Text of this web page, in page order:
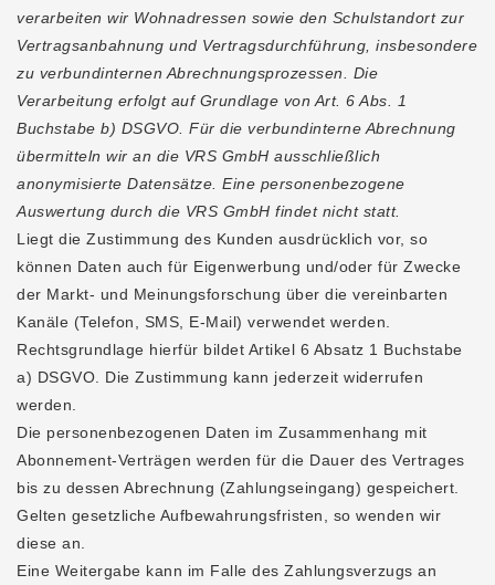
verarbeiten wir Wohnadressen sowie den Schulstandort zur
Vertragsanbahnung und Vertragsdurchführung, insbesondere
zu verbundinternen Abrechnungsprozessen. Die
Verarbeitung erfolgt auf Grundlage von Art. 6 Abs. 1
Buchstabe b) DSGVO. Für die verbundinterne Abrechnung
übermitteln wir an die VRS GmbH ausschließlich
anonymisierte Datensätze. Eine personenbezogene
Auswertung durch die VRS GmbH findet nicht statt.
Liegt die Zustimmung des Kunden ausdrücklich vor, so
können Daten auch für Eigenwerbung und/oder für Zwecke
der Markt- und Meinungsforschung über die vereinbarten
Kanäle (Telefon, SMS, E-Mail) verwendet werden.
Rechtsgrundlage hierfür bildet Artikel 6 Absatz 1 Buchstabe
a) DSGVO. Die Zustimmung kann jederzeit widerrufen
werden.
Die personenbezogenen Daten im Zusammenhang mit
Abonnement-Verträgen werden für die Dauer des Vertrages
bis zu dessen Abrechnung (Zahlungseingang) gespeichert.
Gelten gesetzliche Aufbewahrungsfristen, so wenden wir
diese an.
Eine Weitergabe kann im Falle des Zahlungsverzugs an